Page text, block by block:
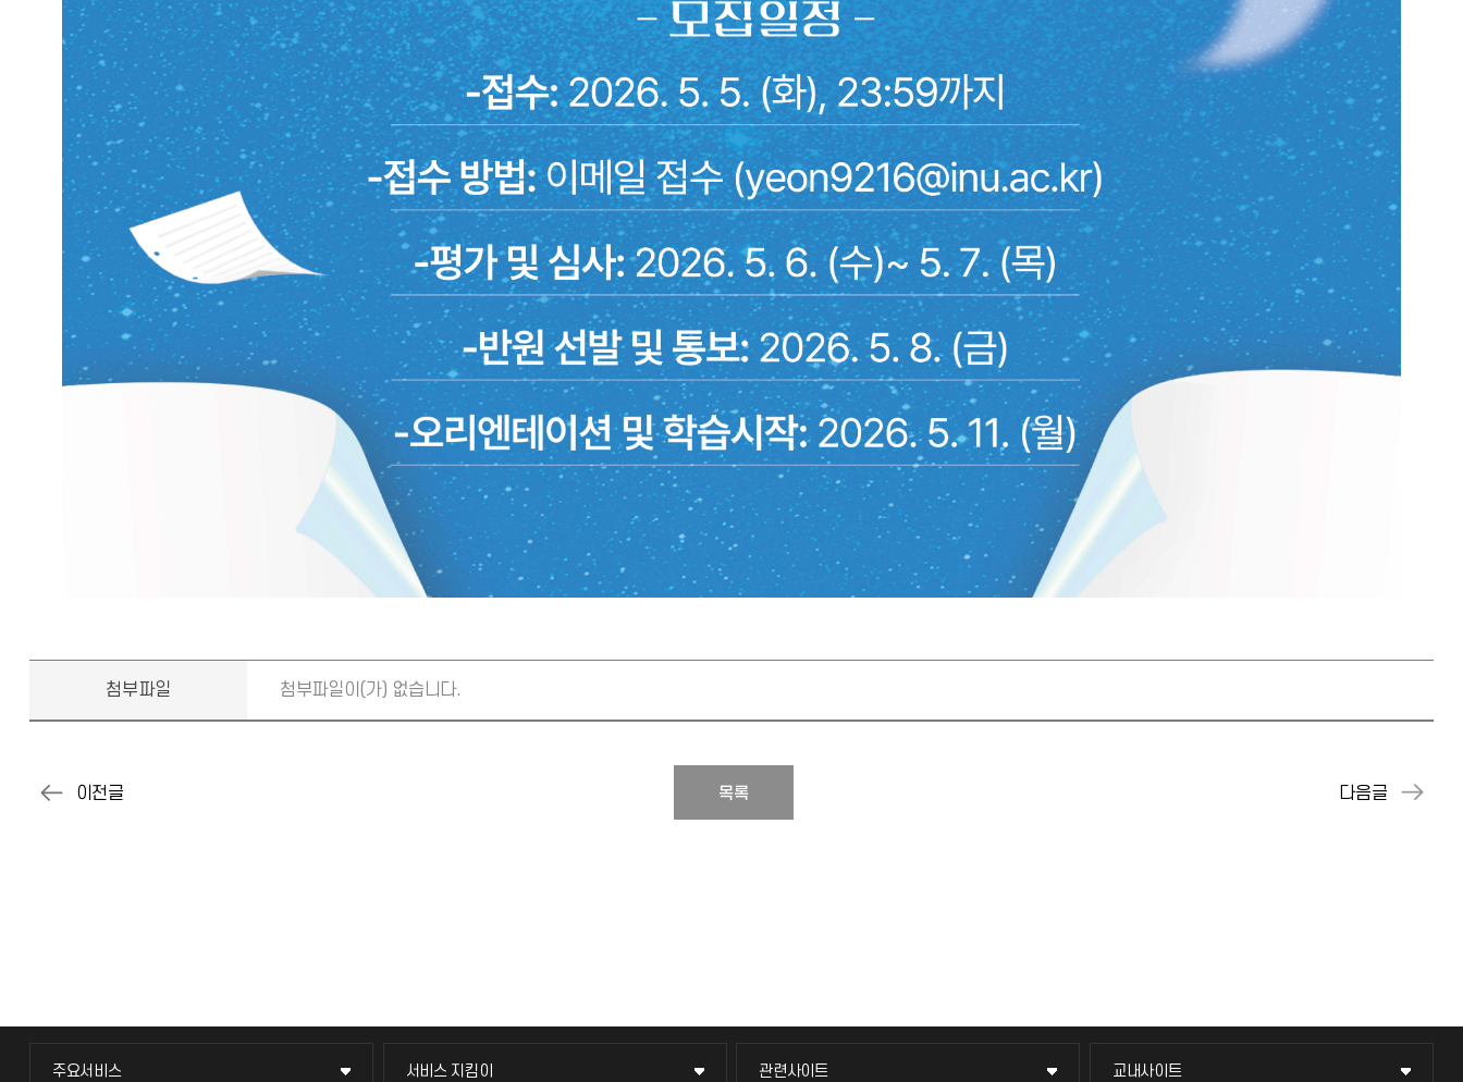
첨부파일 첨부파일이(가) 없습니다.
목록
주요서비스
주요서비스 서비스 지킴이
서비스 지킴이 관련사이트
관련사이트 교내사이트
교내사이트